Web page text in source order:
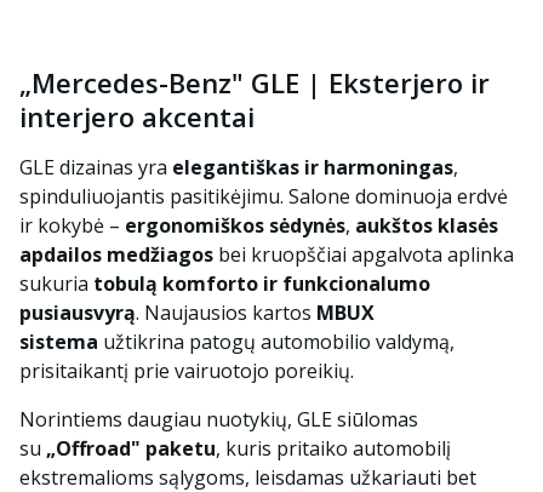
„Mercedes-Benz" GLE | Eksterjero ir
interjero akcentai
GLE dizainas yra elegantiškas ir harmoningas,
spinduliuojantis pasitikėjimu. Salone dominuoja erdvė
ir kokybė – ergonomiškos sėdynės, aukštos klasės
apdailos medžiagos bei kruopščiai apgalvota aplinka
sukuria tobulą komforto ir funkcionalumo
pusiausvyrą. Naujausios kartos MBUX
sistema užtikrina patogų automobilio valdymą,
prisitaikantį prie vairuotojo poreikių.
Norintiems daugiau nuotykių, GLE siūlomas
su „Offroad" paketu, kuris pritaiko automobilį
ekstremalioms sąlygoms, leisdamas užkariauti bet